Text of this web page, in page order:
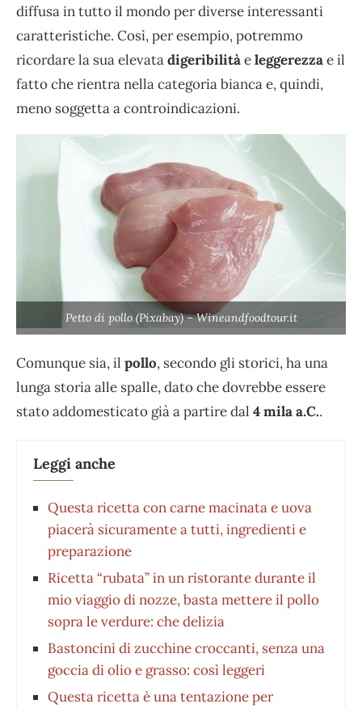
diffusa in tutto il mondo per diverse interessanti
caratteristiche. Così, per esempio, potremmo
ricordare la sua elevatadigeribilitàeleggerezzae il
fatto che rientra nella categoria bianca e, quindi,
meno soggetta a controindicazioni.
Petto di pollo (Pixabay) – Wineandfoodtour.it
Comunque sia, il pollo, secondo gli storici, ha una
lunga storia alle spalle, dato che dovrebbe essere
stato addomesticato già a partire dal 4 mila a.C..
Leggi anche
Questa ricetta con carne macinata e uova
piacerà sicuramente a tutti, ingredienti e
preparazione
Ricetta “rubata” in un ristorante durante il
mio viaggio di nozze, basta mettere il pollo
sopra le verdure: che delizia
Bastoncini di zucchine croccanti, senza una
goccia di olio e grasso: così leggeri
Questa ricetta è una tentazione per